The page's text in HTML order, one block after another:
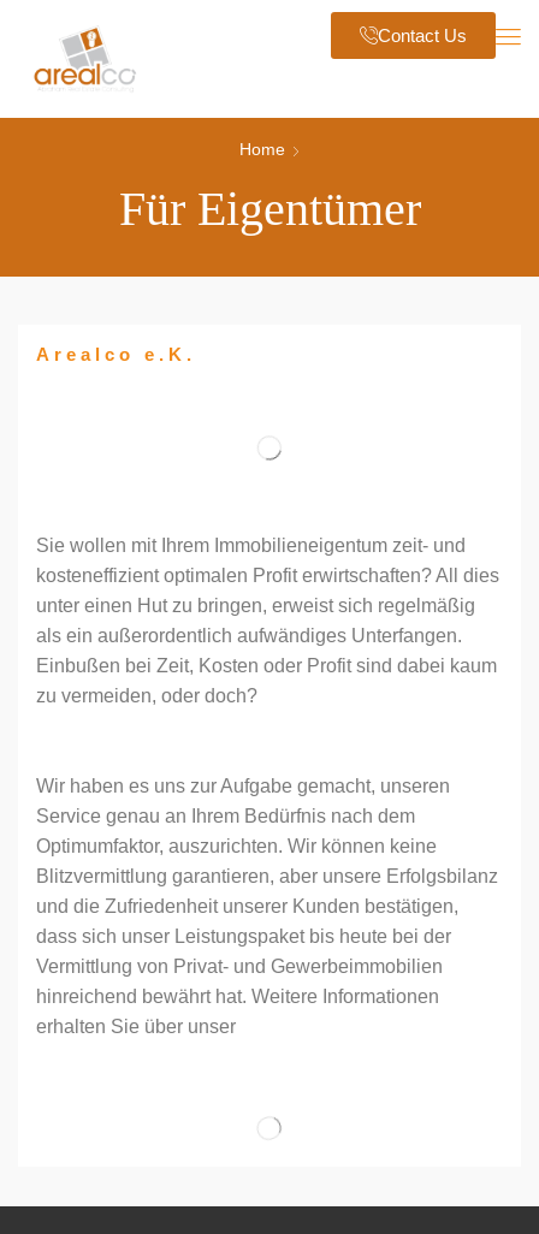
Contact Us
Home
Für Eigentümer
Arealco e.K.
Sie wollen mit Ihrem Immobilieneigentum zeit- und
kosteneffizient optimalen Profit erwirtschaften? All dies
unter einen Hut zu bringen, erweist sich regelmäßig
als ein außerordentlich aufwändiges Unterfangen.
Einbußen bei Zeit, Kosten oder Profit sind dabei kaum
zu vermeiden, oder doch?
Wir haben es uns zur Aufgabe gemacht, unseren
Service genau an Ihrem Bedürfnis nach dem
Optimumfaktor, auszurichten. Wir können keine
Blitzvermittlung garantieren, aber unsere Erfolgsbilanz
und die Zufriedenheit unserer Kunden bestätigen,
dass sich unser Leistungspaket bis heute bei der
Vermittlung von Privat- und Gewerbeimmobilien
hinreichend bewährt hat. Weitere Informationen
erhalten Sie über unser